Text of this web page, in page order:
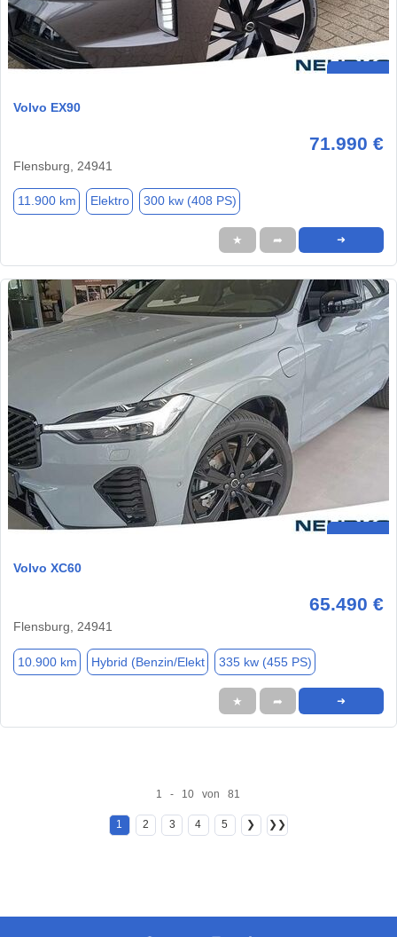
Volvo EX90
71.990 €
Flensburg, 24941
11.900 km Elektro 300 kw (408 PS)
★ ➦ ➜
Volvo XC60
65.490 €
Flensburg, 24941
10.900 km Hybrid (Benzin/Elekt 335 kw (455 PS)
★ ➦ ➜
1 - 10 von 81
1 2 3 4 5 ❯ ❯❯